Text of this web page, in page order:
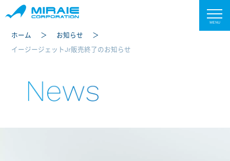
News
ホーム
お知らせ
イージージェットJr販売終了のお知らせ